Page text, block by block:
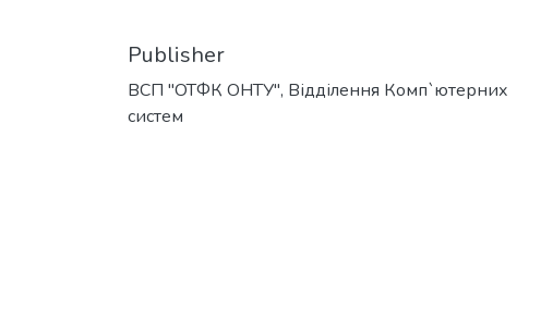
Publisher
ВСП "ОТФК ОНТУ", Відділення Комп`ютерних
систем